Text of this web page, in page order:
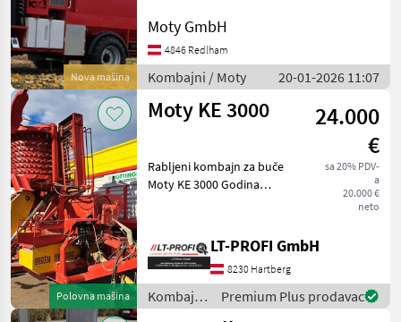
Nova mašina
Weiterentwicklung unserer
Rotortechnik im Bereich der
Kürbiskernernte. Unsere
KX3
Moty GmbH
4846 Redlham
Kombajni / Moty 20-01-2026 11:07
Polovna mašina
Moty KE 3000
24.000
€
sa 20% PDV-
a
20.000 €
neto
Rabljeni kombajn za buče
Moty KE 3000 Godina
kočnice Širokutno
kardansko vratilo Bubanj
sita u stanju kao novo Tim
poljo
LT-PROFI GmbH
8230 Hartberg
Kombajni
/ Moty
Premium Plus prodavac